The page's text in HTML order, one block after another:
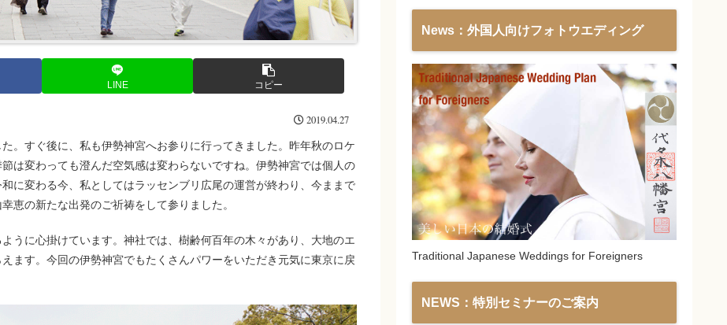
LINE コピー
2019.04.27
。すぐ後に、私も伊勢神宮へお参りに行ってきました。昨年秋のロケ
は変わっても澄んだ空気感は変わらないですね。伊勢神宮では個人の
に変わる今、私としてはラッセンブリ広尾の運営が終わり、今ままで
恵の新たな出発のご祈祷をして参りました。
うに心掛けています。神社では、樹齢何百年の木々があり、大地のエ
ます。今回の伊勢神宮でもたくさんパワーをいただき元気に東京に戻
News：外国人向けフォトウエディング
Traditional Japanese Weddings for Foreigners
NEWS：特別セミナーのご案内